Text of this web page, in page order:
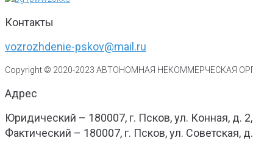
Контакты
vozrozhdenie-pskov@mail.ru
Copyright © 2020-2023 АВТОНОМНАЯ НЕКОММЕРЧЕСКАЯ
Адрес
Юридический – 180007, г. Псков, ул. Конная, д.
Фактический – 180007, г. Псков, ул. Советская,